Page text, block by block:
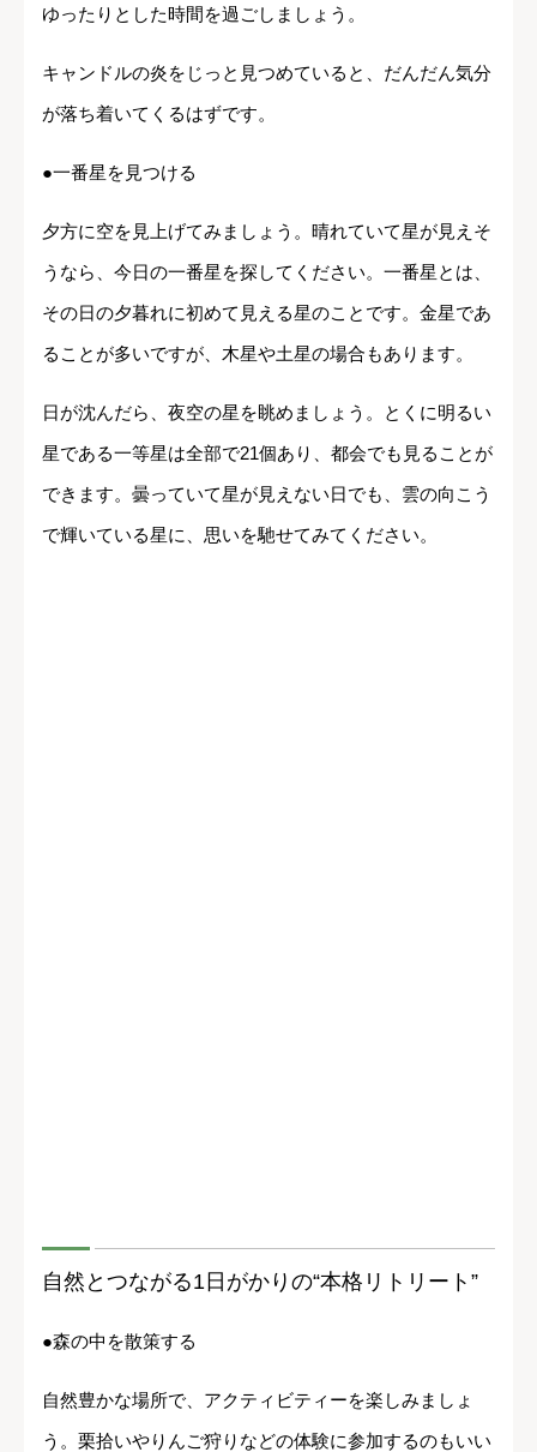
ゆったりとした時間を過ごしましょう。
キャンドルの炎をじっと見つめていると、だんだん気分
が落ち着いてくるはずです。
●一番星を見つける
夕方に空を見上げてみましょう。晴れていて星が見えそ
うなら、今日の一番星を探してください。一番星とは、
その日の夕暮れに初めて見える星のことです。金星であ
ることが多いですが、木星や土星の場合もあります。
日が沈んだら、夜空の星を眺めましょう。とくに明るい
星である一等星は全部で21個あり、都会でも見ることが
できます。曇っていて星が見えない日でも、雲の向こう
で輝いている星に、思いを馳せてみてください。
自然とつながる1日がかりの“本格リトリート”
●森の中を散策する
自然豊かな場所で、アクティビティーを楽しみましょ
う。栗拾いやりんご狩りなどの体験に参加するのもいい